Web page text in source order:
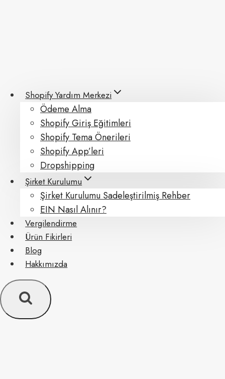
Shopify Yardım Merkezi
Ödeme Alma
Shopify Giriş Eğitimleri
Shopify Tema Önerileri
Shopify App’leri
Dropshipping
Şirket Kurulumu
Şirket Kurulumu Sadeleştirilmiş Rehber
EIN Nasıl Alınır?
Vergilendirme
Ürün Fikirleri
Blog
Hakkımızda